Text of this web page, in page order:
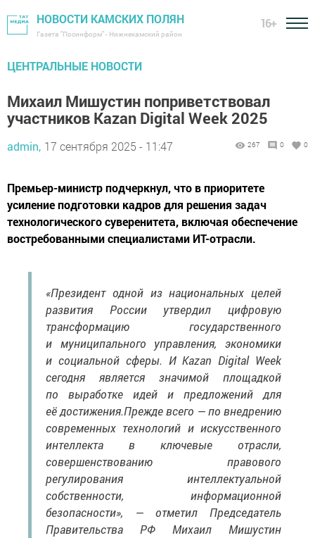
НОВОСТИ КАМСКИХ ПОЛЯН
Газета "Посинформ" - Нижнекамский район
16+
ЦЕНТРАЛЬНЫЕ НОВОСТИ
Михаил Мишустин поприветствовал
участников Kazan Digital Week 2025
admin, 17 сентября 2025 - 11:47 267 0 0
Премьер-министр подчеркнул, что в приоритете
усиление подготовки кадров для решения задач
технологического суверенитета, включая обеспечение
востребованными специалистами ИТ-отрасли.
«Президент одной из национальных целей
развития России утвердил цифровую
трансформацию государственного
и муниципального управления, экономики
и социальной сферы. И Kazan Digital Week
сегодня является значимой площадкой
по выработке идей и предложений для
её достижения.Прежде всего — по внедрению
современных технологий и искусственного
интеллекта в ключевые отрасли,
совершенствованию правового
регулирования интеллектуальной
собственности, информационной
безопасности», — отметил Председатель
Правительства РФ Михаил Мишустин